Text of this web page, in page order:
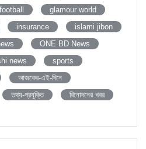
football
glamour world
insurance
islami jibon
ONE BD News
news
sports
আজকের-এই-দিনে
তথ্য-প্রযুক্তি
বিনোদনের খবর